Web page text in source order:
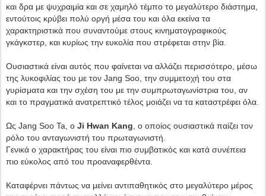
και δρα με ψυχραιμία και σε χαμηλό τέμπο το μεγαλύτερο διάστημα,
εντούτοις κρύβει πολύ οργή μέσα του και όλα εκείνα τα
χαρακτηριστικά που συναντούμε στους κινηματογραφικούς
γκάγκστερ, και κυρίως την ευκολία που στρέφεται στην βία.
Ουσιαστικά είναι αυτός που φαίνεται να αλλάζει περισσότερο, μέσω
της λυκοφιλίας του με τον Jang Soo, την συμμετοχή του στα
γυρίσματα και την σχέση του με την συμπρωταγωνίστρια του, αν
και το πραγματικά ανατρεπτικό τέλος μοιάζει να τα καταστρέφει όλα.
Ως Jang Soo Ta, ο Ji Hwan Kang , ο οποίος ουσιαστικά παίζει τον
ρόλο του ανταγωνιστή του πρωταγωνιστή.
Γενικά ο χαρακτήρας του είναι πιο συμβατικός και κατά συνέπεια
πιο εύκολος από του προαναφερθέντα.
Καταφέρνει πάντως να μείνει αντιπαθητικός στο μεγαλύτερο μέρος